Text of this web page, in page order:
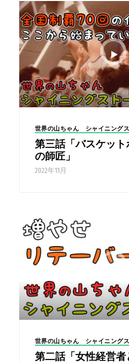
世界の山ちゃん シャイニング
第三話「バスケット
の師匠」
2022年11月
世界の山ちゃん シャイニング
第二話「女性経営者